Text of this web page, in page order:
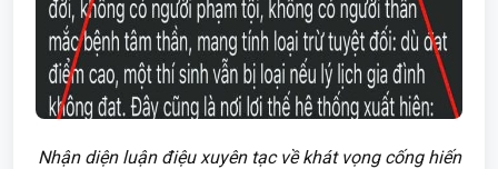
Nhận diện luận điệu xuyên tạc về khát vọng cống hiến